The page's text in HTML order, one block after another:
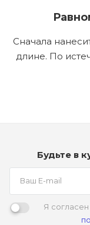
Сначала
длине. По
Будьте в
Я согласен